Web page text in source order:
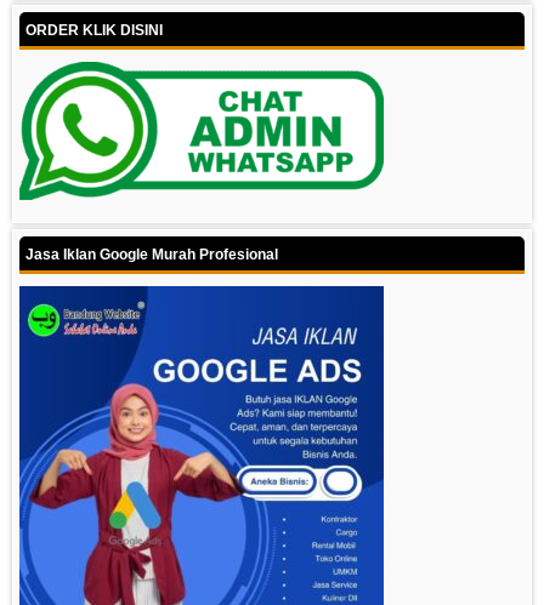
ORDER KLIK DISINI
Jasa Iklan Google Murah Profesional